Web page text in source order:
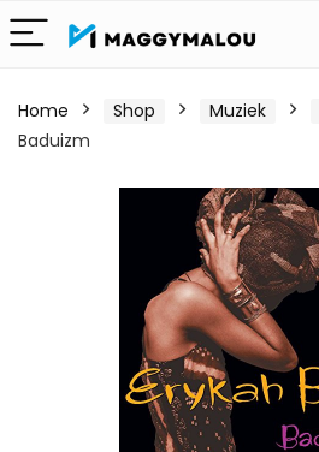
Home Shop Muziek
Baduizm